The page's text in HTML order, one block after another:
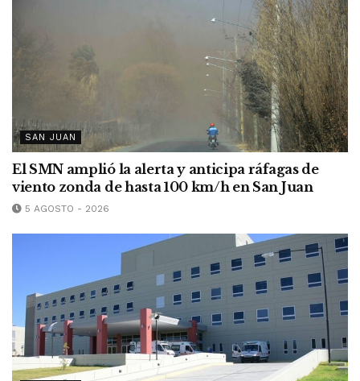
SAN JUAN
El SMN amplió la alerta y anticipa ráfagas de
viento zonda de hasta 100 km/h en San Juan
5 AGOSTO - 2026